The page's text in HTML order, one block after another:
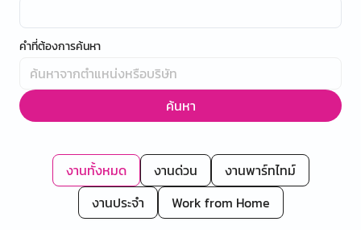
คำที่ต้องการค้นหา
ค้นหา
งานทั้งหมด งานด่วน
งานพาร์ทไทม์
งานประจำ
Work from Home